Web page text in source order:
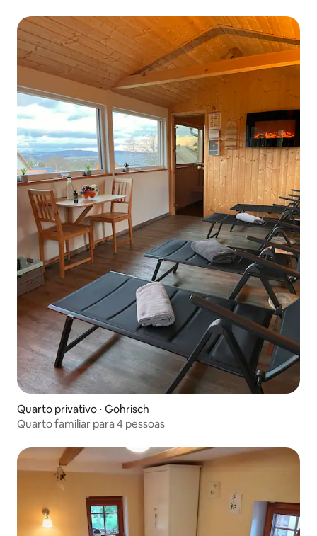
Quarto privativo ⋅ Gohrisch
Quarto familiar para 4 pessoas